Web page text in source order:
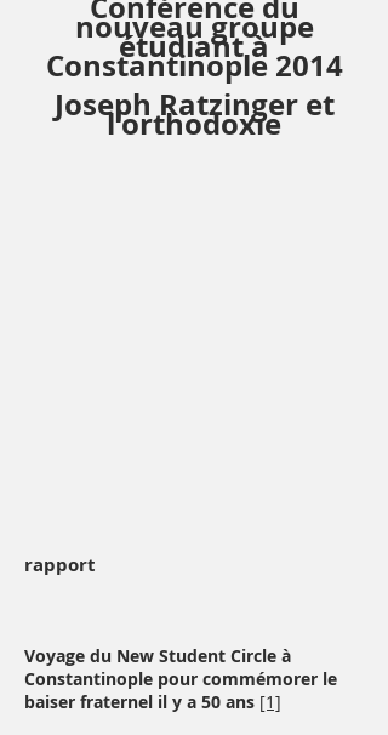
nouveau groupe
étudiant à
Constantinople 2014
Joseph Ratzinger et
l'orthodoxie
rapport
Voyage du New Student Circle à
Constantinople pour commémorer le
baiser fraternel il y a 50 ans [1]